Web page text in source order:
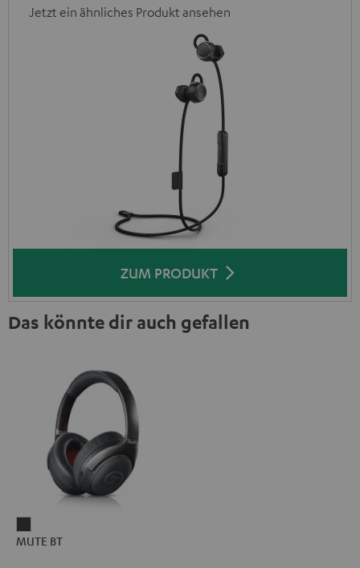
Jetzt ein ähnliches Produkt ansehen
ZUM PRODUKT
Das könnte dir auch gefallen
BT
MUTE BT